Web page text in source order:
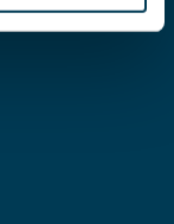
EU